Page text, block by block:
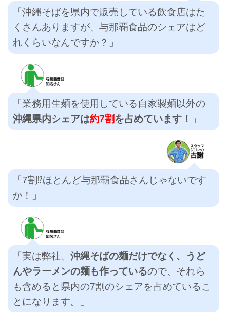
「沖縄そばを県内で販売している飲食店はた
くさんありますが、与那覇食品のシェアはど
れくらいなんですか？」
「業務用生麺を使用している自家製麺以外の
沖縄県内シェアは約7割 を占めています！ 」
「7割⁉ほとんど与那覇食品さんじゃないです
か！」
「実は弊社、 沖縄そばの麺だけでなく、うど
んやラーメンの麺も作っているので、それら
も含めると県内の7割のシェアを占めているこ
とになります。」